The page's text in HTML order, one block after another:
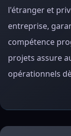
l'étranger et
entreprise,
compétence
projets assure
opérationnels